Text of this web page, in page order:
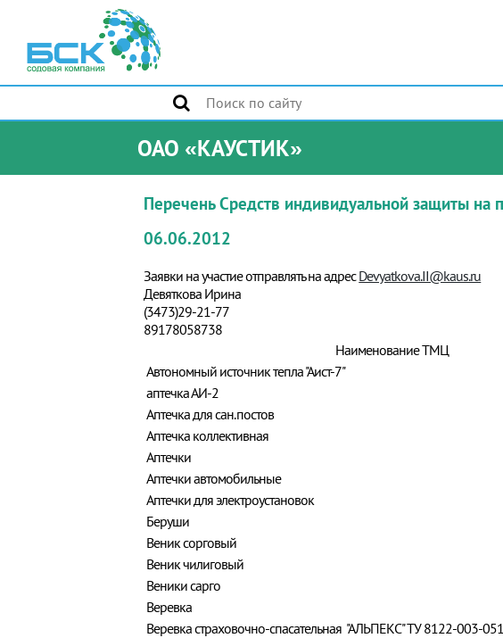
ОАО «КАУСТИК»
Перечень Средств индивидуальной защиты на
06.06.2012
Заявки на участие отправлять на адресDevyatkova.II@kaus.ru
Девяткова Ирина
(3473)29-21-77
89178058738
Наименование ТМЦ
Автономный источник тепла "Аист-7"
аптечка АИ-2
Аптечка для сан.постов
Аптечка коллективная
Аптечки
Аптечки автомобильные
Аптечки для электроустановок
Беруши
Веник сорговый
Веник чилиговый
Веники сарго
Веревка
Веревка страховочно-спасательная "АЛЬПЕКС" ТУ 8122-003-